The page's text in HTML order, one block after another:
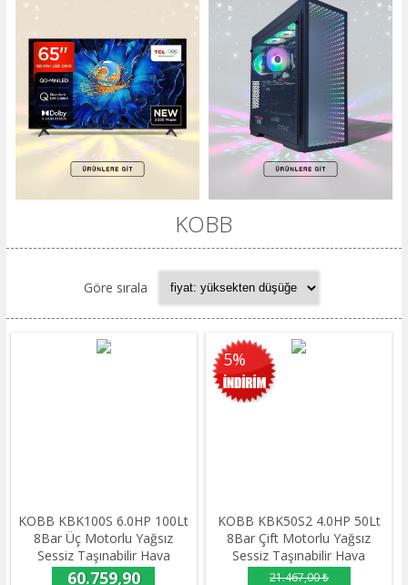
KOBB
Göre sırala
KOBB KBK100S 6.0HP 100Lt
8Bar Üç Motorlu Yağsız
Sessiz Taşınabilir Hava
Kompresörü
60.759,90
5%
KOBB KBK50S2 4.0HP 50Lt
8Bar Çift Motorlu Yağsız
Sessiz Taşınabilir Hava
Kompresörü
21.467,00 ₺